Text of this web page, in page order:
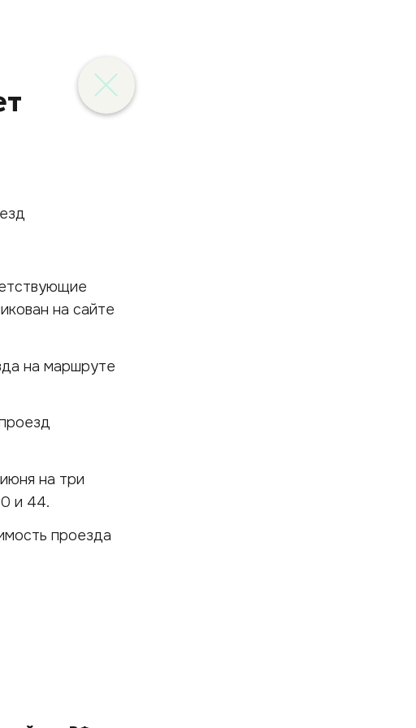
на сайте
на маршруте
на три
и 44.
проезда